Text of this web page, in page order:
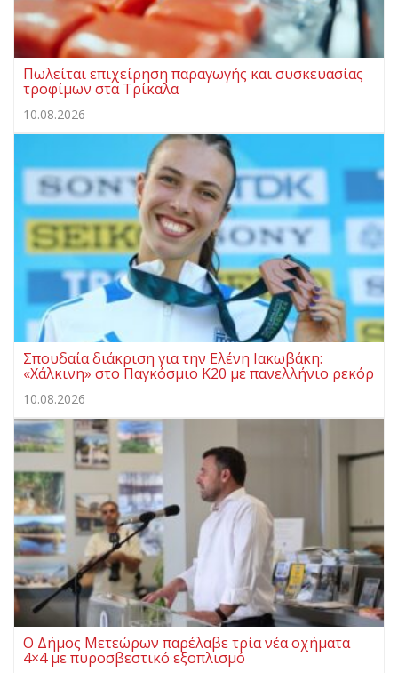
Πωλείται επιχείρηση παραγωγής και συσκευασίας
τροφίμων στα Τρίκαλα
10.08.2026
Σπουδαία διάκριση για την Ελένη Ιακωβάκη:
«Χάλκινη» στο Παγκόσμιο Κ20 με πανελλήνιο ρεκόρ
10.08.2026
Ο Δήμος Μετεώρων παρέλαβε τρία νέα οχήματα
4×4 με πυροσβεστικό εξοπλισμό